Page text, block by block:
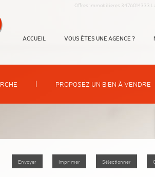
Offres immobilieres 3476014333
ACCUEIL VOUS ÊTES UNE AGENCE ?
| PROPOSEZ UN BIEN À VENDRE
Envoyer Imprimer Sélectionner